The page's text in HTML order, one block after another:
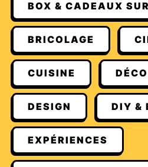
BOX & CADEAUX
BRICOLAGE
CUISINE
DESIGN DIY &
EXPÉRIENCES